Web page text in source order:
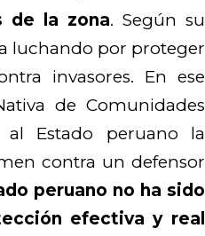
de la zona. Según su
luchando por proteger
invasores. En ese
de Comunidades
al Estado peruano la
contra un defensor
peruano no ha sido
efectiva y real